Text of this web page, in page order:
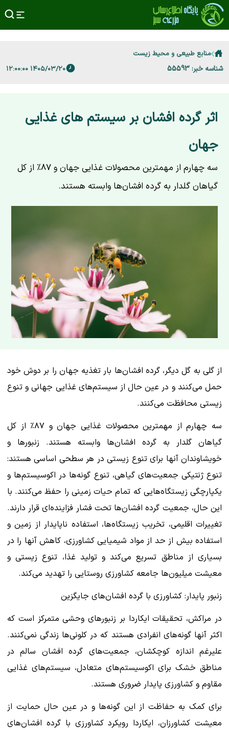
منابع طبیعی و محیط زیست
شناسه خبر: 55593 ۱۴۰۵/۰۳/۲۰ ۱۲:۰۰:۰۰
اثر گرده افشان بر سیستم های غذایی
جهان
سه چهارم از مهمترین محصولات غذایی جهان و ۸۷٪ از کل
گیاهان گلدار به گرده افشان‌ها وابسته هستند.
از گلی به گل دیگر، گرده افشان‌ها بار تغذیه جهان را بر دوش خود
حمل می‌کنند و در عین حال از سیستم‌های غذایی جهانی و تنوع
زیستی محافظت می‌کنند.
سه چهارم از مهمترین محصولات غذایی جهان و ۸۷٪ از کل
گیاهان گلدار به گرده افشان‌ها وابسته هستند. زنبورها و
خویشاوندان آنها برای تنوع زیستی در هر سطحی اساسی هستند:
تنوع ژنتیکی جمعیت‌های گیاهی، تنوع گونه‌ها در اکوسیستم‌ها و
یکپارچگی زیستگاه‌هایی که تمام حیات زمینی را حفظ می‌کنند. با
این حال، جمعیت گرده افشان‌ها تحت فشار فزاینده‌ای قرار دارند.
تغییرات اقلیمی، تخریب زیستگاه‌ها، استفاده ناپایدار از زمین و
استفاده بیش از حد از مواد شیمیایی کشاورزی، کاهش آنها را در
بسیاری از مناطق تسریع می‌کند و تولید غذا، تنوع زیستی و
معیشت میلیون‌ها جامعه کشاورزی روستایی را تهدید می‌کند.
زنبور پایدار: کشاورزی با گرده افشان‌های جایگزین
در مراکش، تحقیقات ایکاردا بر زنبورهای وحشی متمرکز است که
اکثر آنها گونه‌های انفرادی هستند که در کلونی‌ها زندگی نمی‌کنند.
علیرغم اندازه کوچکشان، جمعیت‌های گرده افشان سالم در
مناطق خشک برای اکوسیستم‌های متعادل، سیستم‌های غذایی
مقاوم و کشاورزی پایدار ضروری هستند.
برای کمک به حفاظت از این گونه‌ها و در عین حال حمایت از
معیشت کشاورزان، ایکاردا رویکرد کشاورزی با گرده افشان‌های